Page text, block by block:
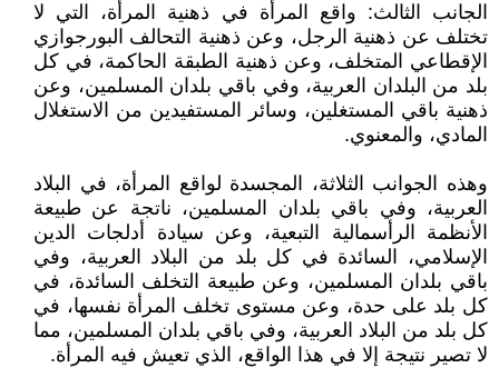
الجانب الثالث: واقع المرأة في ذهنية المرأة، التي لا
تختلف عن ذهنية الرجل، وعن ذهنية التحالف البورجوازي
الإقطاعي المتخلف، وعن ذهنية الطبقة الحاكمة، في كل
بلد من البلدان العربية، وفي باقي بلدان المسلمين، وعن
ذهنية باقي المستغلين، وسائر المستفيدين من الاستغلال
المادي، والمعنوي.
وهذه الجوانب الثلاثة، المجسدة لواقع المرأة، في البلاد
العربية، وفي باقي بلدان المسلمين، ناتجة عن طبيعة
الأنظمة الرأسمالية التبعية، وعن سيادة أدلجات الدين
الإسلامي، السائدة في كل بلد من البلاد العربية، وفي
باقي بلدان المسلمين، وعن طبيعة التخلف السائدة، في
كل بلد على حدة، وعن مستوى تخلف المرأة نفسها، في
كل بلد من البلاد العربية، وفي باقي بلدان المسلمين، مما
لا تصير نتيجة إلا في هذا الواقع، الذي تعيش فيه المرأة.